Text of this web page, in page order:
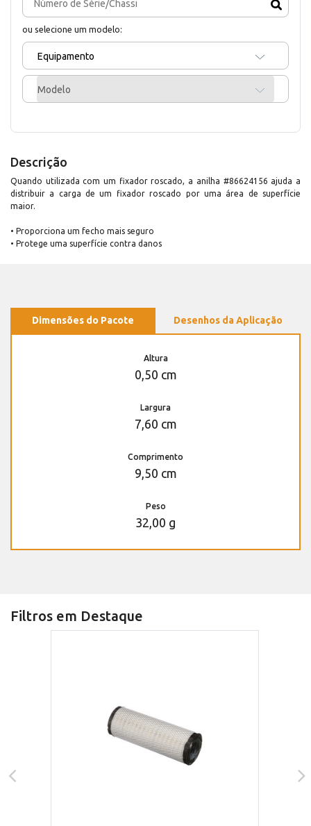
ou selecione um modelo:
Equipamento
Modelo
Descrição
Quando utilizada com um fixador roscado, a anilha #86624156 ajuda a
distribuir a carga de um fixador roscado por uma área de superfície
maior.
• Proporciona um fecho mais seguro
• Protege uma superfície contra danos
Dimensões do Pacote Desenhos da Aplicação
Altura
0,50 cm
Largura
7,60 cm
Comprimento
9,50 cm
Peso
32,00 g
Filtros em Destaque